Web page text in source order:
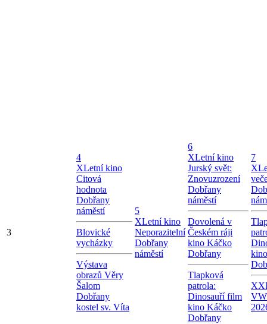
3
4
XLetní kino
Citová
hodnota
Dobřany
náměstí
Blovické
vycházky
Výstava
obrazů Věry
Šalom
Dobřany
kostel sv. Víta
5
XLetní kino
Neporazitelní
Dobřany
náměstí
6
XLetní kino
Jurský svět:
Znovuzrození
Dobřany
náměstí
Dovolená v
Českém ráji
kino Káčko
Dobřany
Tlapková
patrola:
Dinosauří film
kino Káčko
Dobřany
7
X